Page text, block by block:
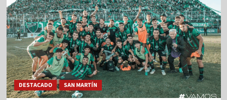
DESTACADO SAN MARTÍN